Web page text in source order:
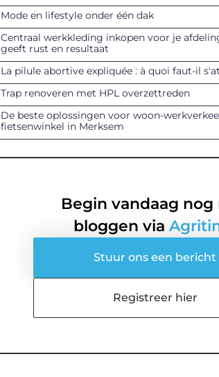
Mode en lifestyle onder één dak
Centraal werkkleding inkopen voor je
geeft rust en resultaat
La pilule abortive expliquée : à quoi faut-il
Trap renoveren met HPL overzettreden
De beste oplossingen voor woon-
fietsenwinkel in Merksem
Begin vandaag nog
bloggen via
Stuur ons een bericht
Registreer hier